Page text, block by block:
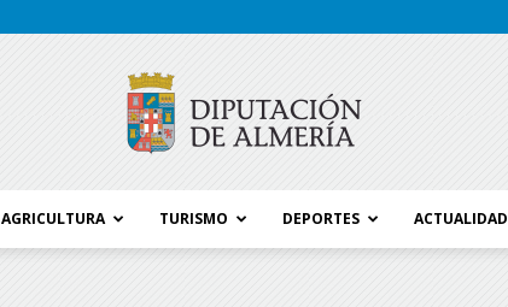
AGRICULTURA TURISMO DEPORTES ACTUALIDAD